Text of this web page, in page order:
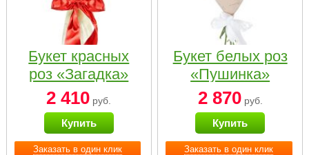
Заказать в один клик
Букет красных
роз «Загадка»
2 410 руб.
Купить
Заказать в один клик
Букет белых роз
«Пушинка»
2 870руб.
Купить